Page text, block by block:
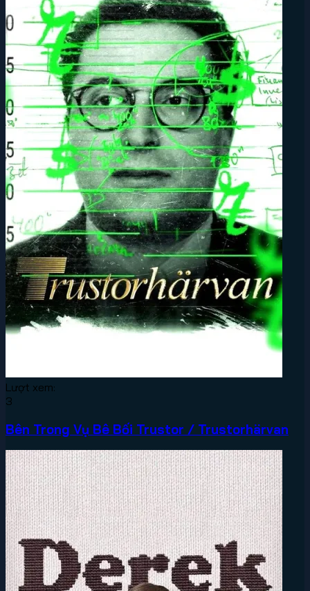
Lượt xem:
3
Bên Trong Vụ Bê Bối Trustor / Trustorhärvan